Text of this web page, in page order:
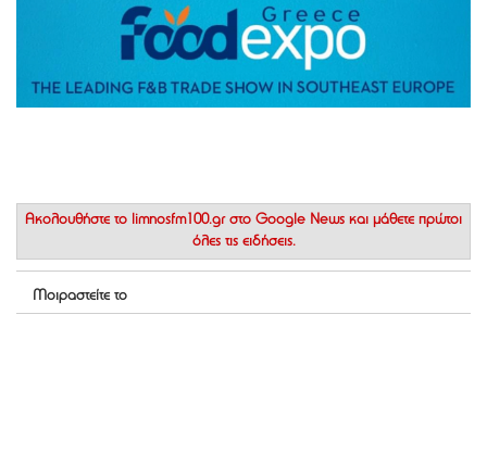
Ακολουθήστε το limnosfm100.gr στο Google News και μάθετε πρώτοι
όλες τις ειδήσεις.
Μοιραστείτε το